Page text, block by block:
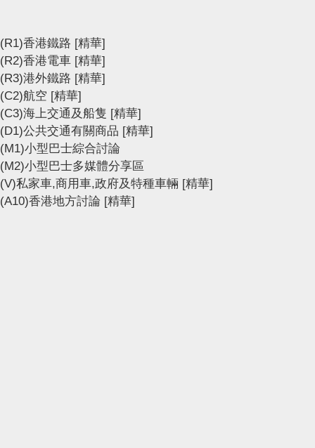
(R1)香港鐵路 [精華]
(R2)香港電車 [精華]
(R3)港外鐵路 [精華]
(C2)航空 [精華]
(C3)海上交通及船隻 [精華]
(D1)公共交通有關商品 [精華]
(M1)小型巴士綜合討論
(M2)小型巴士多媒體分享區
(V)私家車,商用車,政府及特種車輛 [精華]
(A10)香港地方討論 [精華]